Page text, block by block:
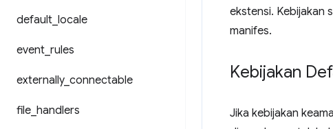
default locale
event rules
externally_ connectable
file handlers
ekstensi. Kebijakan
manifes.
Kebijakan
Jika kebijakan